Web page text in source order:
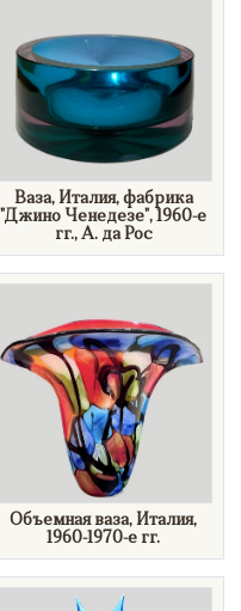
Ваза, Италия, фабрика
"Джино Ченедезе", 1960-е
гг., А. да Рос
Объемная ваза, Италия,
1960-1970-е гг.